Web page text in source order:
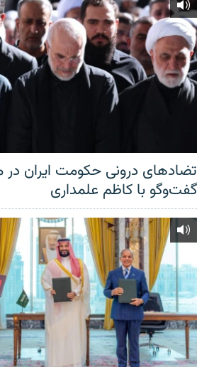
تضادهای درونی حکومت ایران در
گفت‌‌وگو با کاظم علمداری